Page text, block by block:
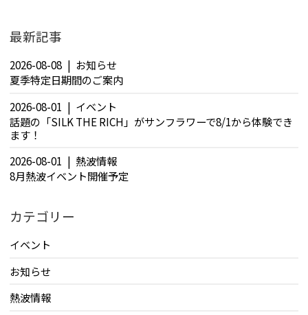
最新記事
2026-08-08
お知らせ
夏季特定日期間のご案内
2026-08-01
イベント
話題の「SILK THE RICH」がサンフラワーで8/1から体験でき
ます！
2026-08-01
熱波情報
8月熱波イベント開催予定
カテゴリー
イベント
お知らせ
熱波情報